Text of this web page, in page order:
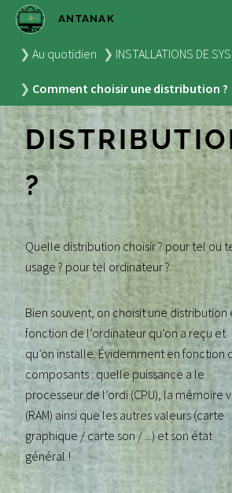
ANTANAK
Au quotidien INSTALLATIONS DE
Comment choisir une distribution ?
COMMENT
CHOISIR UNE
?
Quelle distribution choisir ? pour tel ou
usage ? pour tel ordinateur ?
Bien souvent, on choisit une distribution
fonction de l’ordinateur qu’on a reçu et
qu’on installe. Évidemment en fonction
composants : quelle puissance a le
processeur de l’ordi (CPU), la mémoire
(RAM) ainsi que les autres valeurs (carte
graphique / carte son / ...) et son état
général !